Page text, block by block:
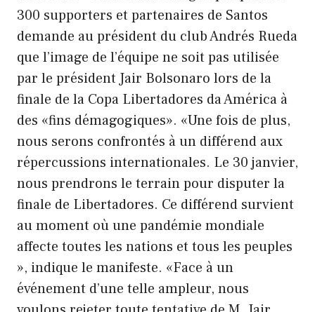
300 supporters et partenaires de Santos
demande au président du club Andrés Rueda
que l’image de l’équipe ne soit pas utilisée
par le président Jair Bolsonaro lors de la
finale de la Copa Libertadores da América à
des «fins démagogiques». «Une fois de plus,
nous serons confrontés à un différend aux
répercussions internationales. Le 30 janvier,
nous prendrons le terrain pour disputer la
finale de Libertadores. Ce différend survient
au moment où une pandémie mondiale
affecte toutes les nations et tous les peuples
», indique le manifeste. «Face à un
événement d’une telle ampleur, nous